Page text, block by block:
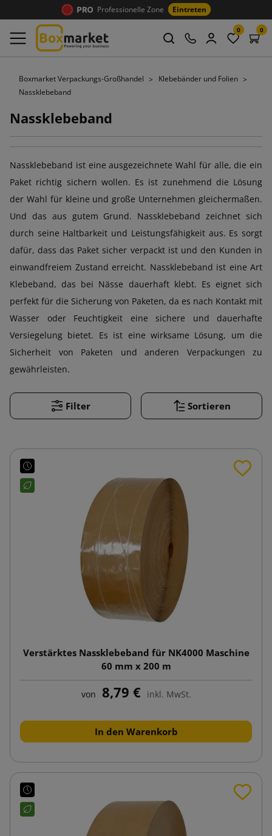
Professionelle Zone Eintreten
0 0
Boxmarket Verpackungs-Großhandel
Klebebänder und Folien
Nassklebeband
Nassklebeband
Nassklebeband ist eine ausgezeichnete Wahl für alle, die ein
Paket richtig sichern wollen. Es ist zunehmend die Lösung
der Wahl für kleine und große Unternehmen gleichermaßen.
Und das aus gutem Grund. Nassklebeband zeichnet sich
durch seine Haltbarkeit und Leistungsfähigkeit aus. Es sorgt
dafür, dass das Paket sicher verpackt ist und den Kunden in
einwandfreiem Zustand erreicht. Nassklebeband ist eine Art
Klebeband, das bei Nässe dauerhaft klebt. Es eignet sich
perfekt für die Sicherung von Paketen, da es nach Kontakt mit
Wasser oder Feuchtigkeit eine sichere und dauerhafte
Versiegelung bietet. Es ist eine wirksame Lösung, um die
Sicherheit von Paketen und anderen Verpackungen zu
gewährleisten.
Filter Sortieren
Verstärktes Nassklebeband für NK4000 Maschine
60 mm x 200 m
von 8,79 € inkl. MwSt.
In den Warenkorb